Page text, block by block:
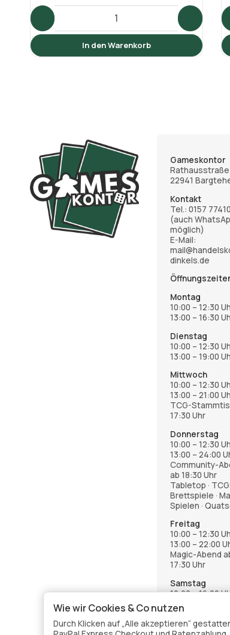
In den Warenkorb
Gameskontor
Rathausstraße
22941
Kontakt
Tel.:0157
(auch
möglich)
E-Mail:
dinkels.de
Montag
10:00 – 12:30
13:00 – 16:30
Dienstag
10:00 – 12:30
13:00 – 19:00
Mittwoch
10:00 – 12:30
13:00 – 21:00
TCG-
17:30 Uhr
Donnerstag
10:00 – 12:30
13:00 – 24:00
Community-
ab 18:30 Uhr
Tabletop ·
Brettspiele ·
Spielen ·
Freitag
10:00 – 12:30
13:00 – 22:00
Magic-Abend
17:30 Uhr
Samstag
12:00 – 16:00
Anmeldung
Events-Seite
Shop
Wie wir Cookies & Co nutzen
Durch Klicken auf „Alle akzeptieren“